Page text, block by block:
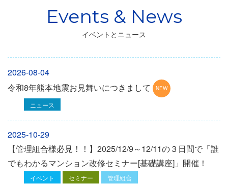
イベントとニュース
2026-08-04
令和8年熊本地震お見舞いにつきまして
ニュース
2025-10-29
【管理組合様必見！！】2025/12/9～12/11の３日間で「誰
でもわかるマンション改修セミナー[基礎講座]」開催！
イベント セミナー 管理組合